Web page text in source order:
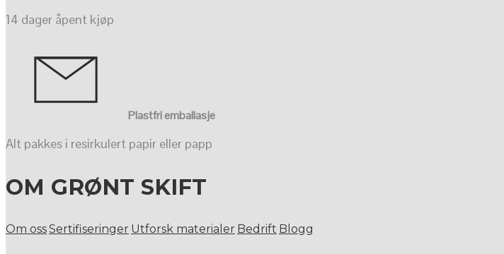
14 dager åpent kjøp
Plastfri emballasje
Alt pakkes i resirkulert papir eller papp
OM GRØNT SKIFT
Om ossSertifiseringer Utforsk materialer Bedrift Blogg